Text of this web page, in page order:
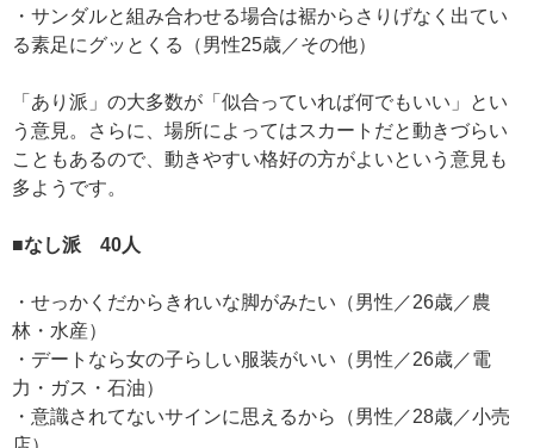
・サンダルと組み合わせる場合は裾からさりげなく出てい
る素足にグッとくる（男性25歳／その他）
「あり派」の大多数が「似合っていれば何でもいい」とい
う意見。さらに、場所によってはスカートだと動きづらい
こともあるので、動きやすい格好の方がよいという意見も
多ようです。
■なし派 40人
・せっかくだからきれいな脚がみたい（男性／26歳／農
林・水産）
・デートなら女の子らしい服装がいい（男性／26歳／電
力・ガス・石油）
・意識されてないサインに思えるから（男性／28歳／小売